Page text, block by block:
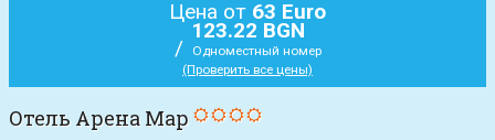
Цена от 63 Euro
123.22 BGN
/
Одноместный номер
(Проверить все цены)
Отель Арена Мар